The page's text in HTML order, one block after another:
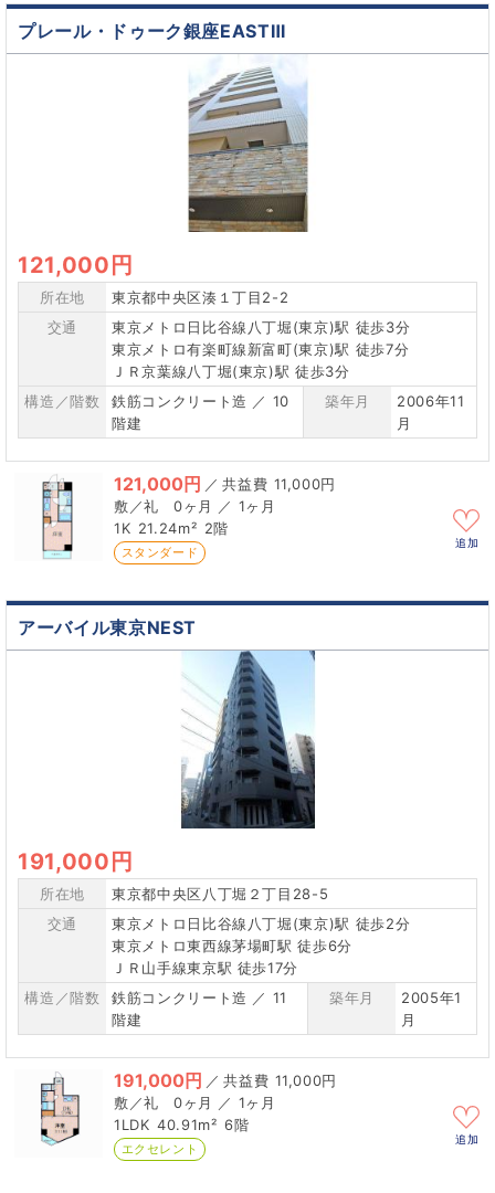
プレール・ドゥーク銀座EASTⅢ
121,000円
所在地
東京都中央区湊１丁目2-2
交通
東京メトロ日比谷線八丁堀(東京)駅 徒歩3分
東京メトロ有楽町線新富町(東京)駅 徒歩7分
ＪＲ京葉線八丁堀(東京)駅 徒歩3分
構造／階数
鉄筋コンクリート造 ／ 10
階建
築年月
2006年11
月
121,000円 ／
11,000円
0ヶ月 ／ 1ヶ月
1K 21.24m² 2階
スタンダード
追加
アーバイル東京NEST
191,000円
所在地
東京都中央区八丁堀２丁目28-5
交通
東京メトロ日比谷線八丁堀(東京)駅 徒歩2分
東京メトロ東西線茅場町駅 徒歩6分
ＪＲ山手線東京駅 徒歩17分
構造／階数
鉄筋コンクリート造 ／ 11
階建
築年月
2005年1
月
191,000円 ／
11,000円
0ヶ月 ／ 1ヶ月
1LDK 40.91m² 6階
エクセレント
追加